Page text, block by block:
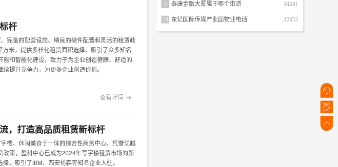
杆
完备的配套设施、精良的硬件配置和灵活的租赁政
米，提供多样化租赁面积选择，吸引了众多知名
和智能化建设，致力于为企业创造健康、舒适的
提升竞争力，为更多企业创造价值。
查看详情 
，打造高品质租赁新标杆
楼、休闲美食于一体的综合性商务中心。凭借优越
策，盈科中心已成为2024年写字楼租赁市场的新
，吸引了IBM、西安杨森等知名企业入驻。
9 泰康金融大厦属于哪个街道 34241
10 东亿国际传媒产业园物业电话 32453


